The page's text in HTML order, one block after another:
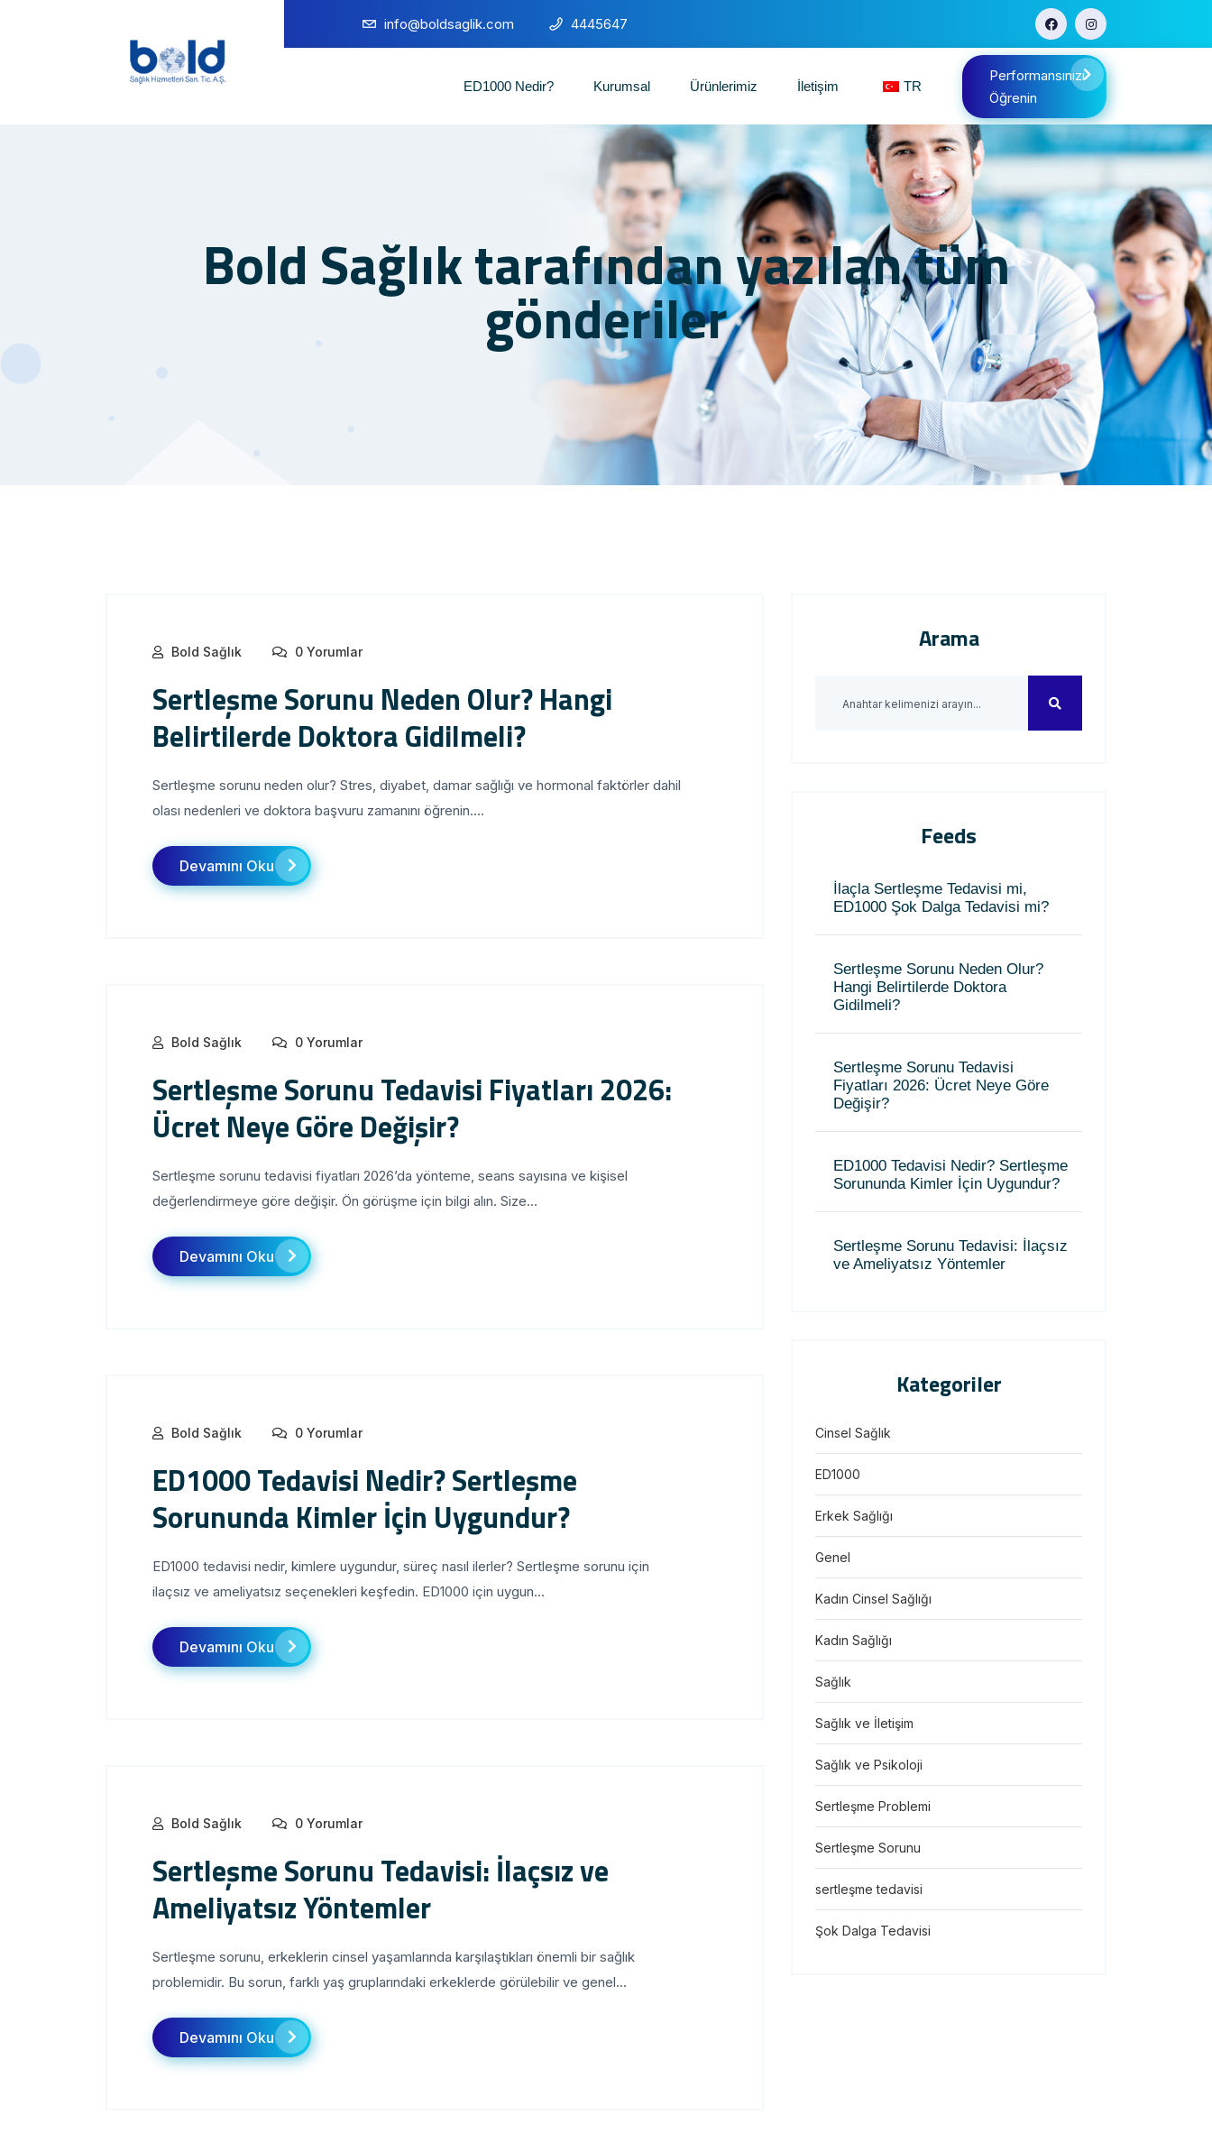
info@boldsaglik.com 4445647
ED1000 Nedir? Kurumsal Ürünlerimiz İletişim TR
Performansınızı
Öğrenin
Bold Sağlık tarafından yazılan tüm
gönderiler
Bold Sağlık 0 Yorumlar
Sertleşme Sorunu Neden Olur? Hangi
Belirtilerde Doktora Gidilmeli?
Sertleşme sorunu neden olur? Stres, diyabet, damar sağlığı ve hormonal faktörler dahil
olası nedenleri ve doktora başvuru zamanını öğrenin....
Devamını Oku
Bold Sağlık 0 Yorumlar
Sertleşme Sorunu Tedavisi Fiyatları 2026:
Ücret Neye Göre Değişir?
Sertleşme sorunu tedavisi fiyatları 2026’da yönteme, seans sayısına ve kişisel
değerlendirmeye göre değişir. Ön görüşme için bilgi alın. Size...
Devamını Oku
Bold Sağlık 0 Yorumlar
ED1000 Tedavisi Nedir? Sertleşme
Sorununda Kimler İçin Uygundur?
ED1000 tedavisi nedir, kimlere uygundur, süreç nasıl ilerler? Sertleşme sorunu için
ilaçsız ve ameliyatsız seçenekleri keşfedin. ED1000 için uygun...
Devamını Oku
Bold Sağlık 0 Yorumlar
Sertleşme Sorunu Tedavisi: İlaçsız ve
Ameliyatsız Yöntemler
Sertleşme sorunu, erkeklerin cinsel yaşamlarında karşılaştıkları önemli bir sağlık
problemidir. Bu sorun, farklı yaş gruplarındaki erkeklerde görülebilir ve genel...
Devamını Oku
Arama
Feeds
İlaçla Sertleşme Tedavisi mi,
ED1000 Şok Dalga Tedavisi mi?
Sertleşme Sorunu Neden Olur?
Hangi Belirtilerde Doktora
Gidilmeli?
Sertleşme Sorunu Tedavisi
Fiyatları 2026: Ücret Neye Göre
Değişir?
ED1000 Tedavisi Nedir? Sertleşme
Sorununda Kimler İçin Uygundur?
Sertleşme Sorunu Tedavisi: İlaçsız
ve Ameliyatsız Yöntemler
Kategoriler
Cinsel Sağlık
ED1000
Erkek Sağlığı
Genel
Kadın Cinsel Sağlığı
Kadın Sağlığı
Sağlık
Sağlık ve İletişim
Sağlık ve Psikoloji
Sertleşme Problemi
Sertleşme Sorunu
sertleşme tedavisi
Şok Dalga Tedavisi